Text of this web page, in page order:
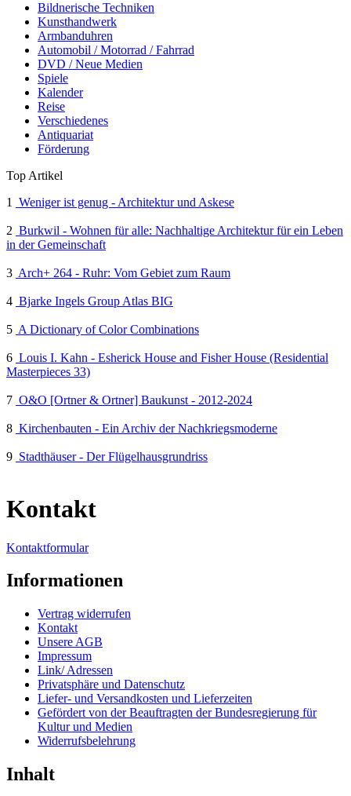
Bildnerische Techniken
Kunsthandwerk
Armbanduhren
Automobil / Motorrad / Fahrrad
DVD / Neue Medien
Spiele
Kalender
Reise
Verschiedenes
Antiquariat
Förderung
Top Artikel
1
Weniger ist genug - Architektur und Askese
2 Burkwil - Wohnen für alle: Nachhaltige Architektur für ein Leben
in der Gemeinschaft
3 Arch+ 264 - Ruhr: Vom Gebiet zum Raum
4 Bjarke Ingels Group Atlas BIG
5 A Dictionary of Color Combinations
6 Louis I. Kahn - Esherick House and Fisher House (Residential
Masterpieces 33)
7 O&O [Ortner & Ortner] Baukunst - 2012-2024
8 Kirchenbauten - Ein Archiv der Nachkriegsmoderne
9 Stadthäuser - Der Flügelhausgrundriss
Kontakt
Kontaktformular
Informationen
Vertrag widerrufen
Kontakt
Unsere AGB
Impressum
Link/ Adressen
Privatsphäre und Datenschutz
Liefer- und Versandkosten und Lieferzeiten
Gefördert von der Beauftragten der Bundesregierung für
Kultur und Medien
Widerrufsbelehrung
Inhalt